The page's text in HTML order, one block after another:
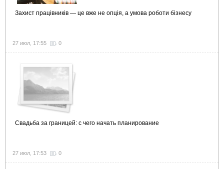
Захист працівників — це вже не опція, а умова роботи бізнесу
27 июл, 17:55 0
Свадьба за границей: с чего начать планирование
27 июл, 17:53 0